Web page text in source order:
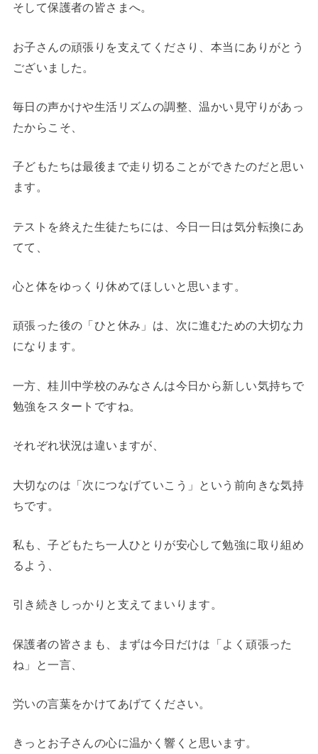
そして保護者の皆さまへ。
お子さんの頑張りを支えてくださり、本当にありがとう
ございました。
毎日の声かけや生活リズムの調整、温かい見守りがあっ
たからこそ、
子どもたちは最後まで走り切ることができたのだと思い
ます。
テストを終えた生徒たちには、今日一日は気分転換にあ
てて、
心と体をゆっくり休めてほしいと思います。
頑張った後の「ひと休み」は、次に進むための大切な力
になります。
一方、桂川中学校のみなさんは今日から新しい気持ちで
勉強をスタートですね。
それぞれ状況は違いますが、
大切なのは「次につなげていこう」という前向きな気持
ちです。
私も、子どもたち一人ひとりが安心して勉強に取り組め
るよう、
引き続きしっかりと支えてまいります。
保護者の皆さまも、まずは今日だけは「よく頑張った
ね」と一言、
労いの言葉をかけてあげてください。
きっとお子さんの心に温かく響くと思います。